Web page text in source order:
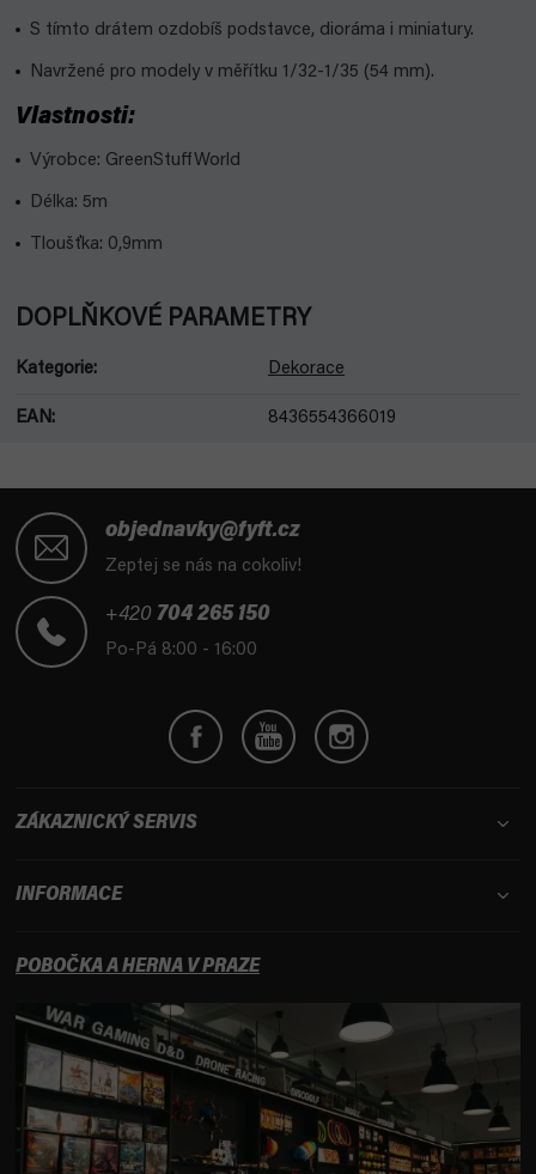
S tímto drátem ozdobíš podstavce, dioráma i miniatury.
Navržené pro modely v měřítku 1/32-1/35 (54 mm).
Vlastnosti:
Výrobce: GreenStuffWorld
Délka: 5m
Tloušťka: 0,9mm
DOPLŇKOVÉ PARAMETRY
Kategorie: Dekorace
EAN: 8436554366019
objednavky@fyft.cz
Zeptej se nás na cokoliv!
+420 704 265 150
Po-Pá 8:00 - 16:00
ZÁKAZNICKÝ SERVIS
INFORMACE
POBOČKA A HERNA V PRAZE